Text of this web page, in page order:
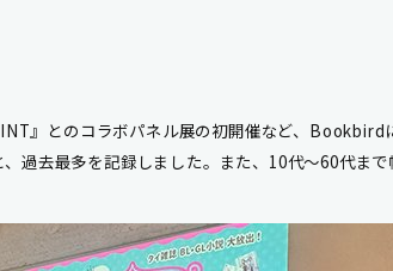
』とのコラボパネル展の初開催など、
過去最多を記録しました。 また、 10代〜60代ま